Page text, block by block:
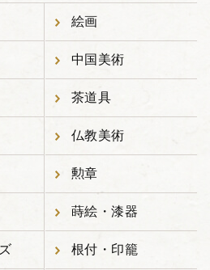
絵画
中国美術
茶道具
仏教美術
勲章
蒔絵・漆器
根付・印籠